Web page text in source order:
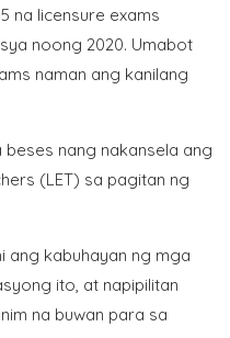
na licensure exams
noong 2020. Umabot
naman ang kanilang
nang nakansela ang
(LET) sa pagitan ng
ang kabuhayan ng mga
ito, at napipilitan
na buwan para sa